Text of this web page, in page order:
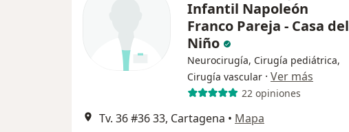
Infantil Napoleón
Franco Pareja - Casa del
Niño
Neurocirugía, Cirugía pediátrica,
Cirugía vascular · Ver más
22 opiniones
Tv. 36 #36 33, Cartagena • Mapa